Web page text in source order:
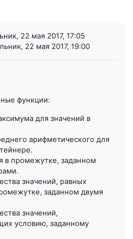
22 мая 2017, 17:05
22 мая 2017, 19:00
функции:
для значений в
арифметического для
в промежутке, заданном
значений, равных
заданном двумя
значений,
условию, заданному